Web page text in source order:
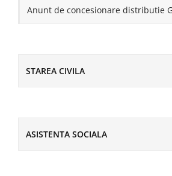
Anunt de concesionare distributie
STAREA CIVILA
ASISTENTA SOCIALA